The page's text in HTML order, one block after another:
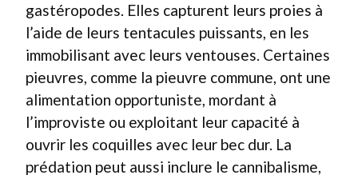
gastéropodes. Elles capturent leurs proies à
l’aide de leurs tentacules puissants, en les
immobilisant avec leurs ventouses. Certaines
pieuvres, comme la pieuvre commune, ont une
alimentation opportuniste, mordant à
l’improviste ou exploitant leur capacité à
ouvrir les coquilles avec leur bec dur. La
prédation peut aussi inclure le cannibalisme,